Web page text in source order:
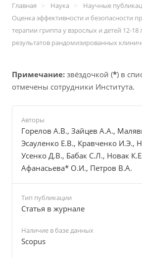
Главная > Наука > Научные
Оценка эффективности и безопасности
терапии гриппа у взрослых и детей 12-18
результатов рандомизированных
Примечание: звёздочкой (*) в
отмечены сотрудники Института.
Авторы
Горелов А.В., Зайцев А.А.,
Эсауленко Е.В., Кравченко И.Э.,
Усенко Д.В., Бабак С.Л., Новак
Афанасьева* О.И., Петров В.А.
Тип публикации
Cтатья в журнале
Наличие в базе данных
Scopus